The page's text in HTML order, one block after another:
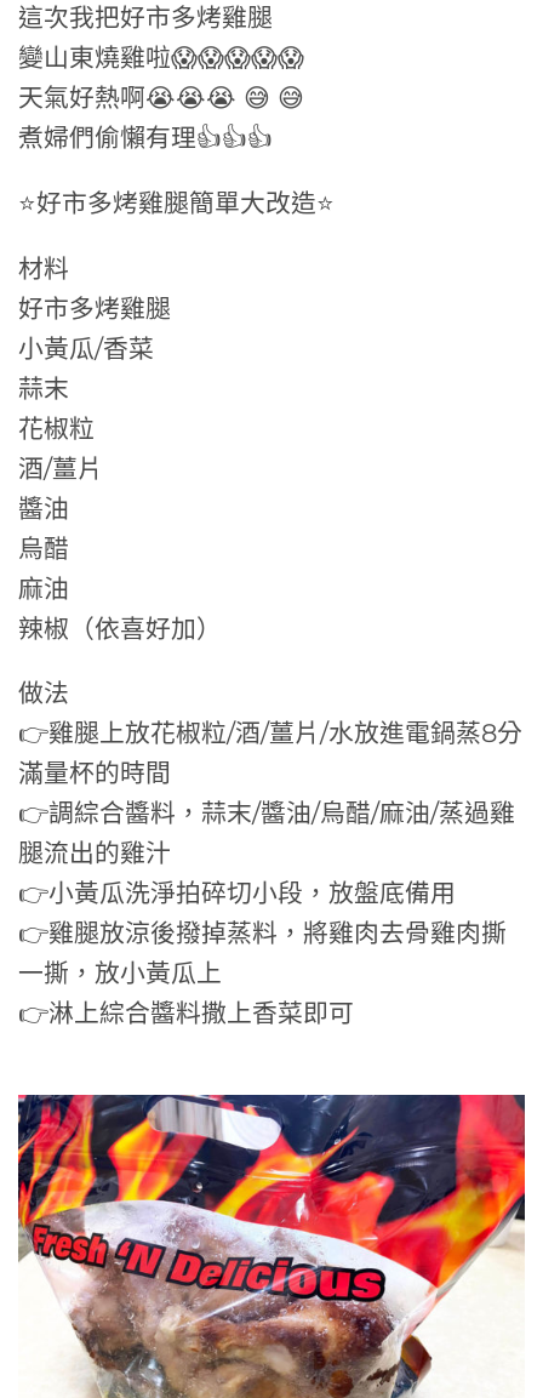
這次我把好市多烤雞腿
變山東燒雞啦😱😱😱😱😱
天氣好熱啊😭😭😭 😅 😅
煮婦們偷懶有理👍👍👍
⭐好市多烤雞腿簡單大改造⭐
材料
好市多烤雞腿
小黃瓜/香菜
蒜末
花椒粒
酒/薑片
醬油
烏醋
麻油
辣椒（依喜好加）
做法
👉雞腿上放花椒粒/酒/薑片/水放進電鍋蒸8分
滿量杯的時間
👉調綜合醬料，蒜末/醬油/烏醋/麻油/蒸過雞
腿流出的雞汁
👉小黃瓜洗淨拍碎切小段，放盤底備用
👉雞腿放涼後撥掉蒸料，將雞肉去骨雞肉撕
一撕，放小黃瓜上
👉淋上綜合醬料撒上香菜即可